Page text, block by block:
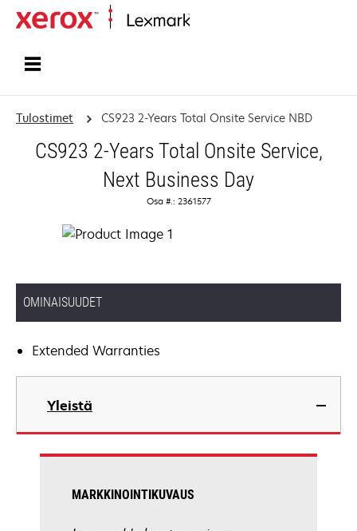
Tulostimet CS923 2-Years Total Onsite Service NBD
CS923 2-Years Total Onsite Service,
Next Business Day
Osa #.: 2361577
OMINAISUUDET
Extended Warranties
Yleistä
MARKKINOINTIKUVAUS